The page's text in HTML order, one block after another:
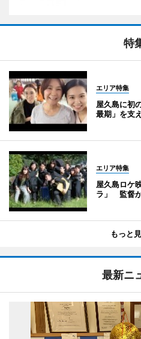
特
エリア特集
屋久島に初
最期」を支
エリア特集
屋久島ロケ
ラ」 監督
もっと
最新ニ